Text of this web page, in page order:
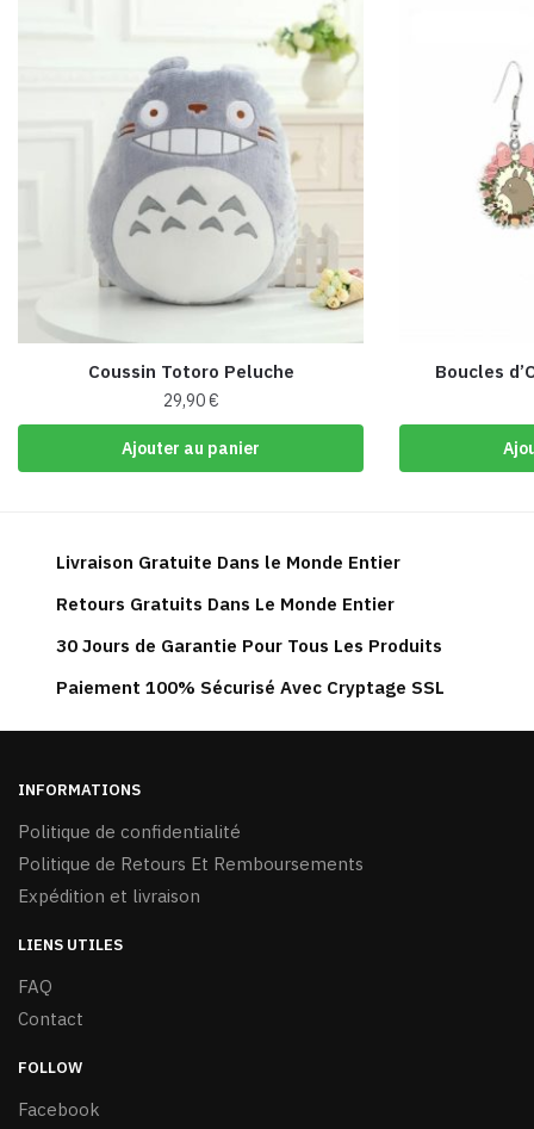
Coussin Totoro Peluche
29,90€
Ajouter au panier
Boucles
Livraison Gratuite Dans le Monde Entier
Retours Gratuits Dans Le Monde Entier
30 Jours de Garantie Pour Tous Les Produits
Paiement 100% Sécurisé Avec Cryptage SSL
INFORMATIONS
Politique de confidentialité
Politique de Retours Et Remboursements
Expédition et livraison
LIENS UTILES
FAQ
Contact
FOLLOW
Facebook